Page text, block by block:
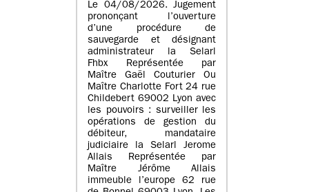
Le 04/08/2026. Jugement
prononçant l’ouverture
d’une procédure de
sauvegarde et désignant
administrateur la Selarl
Fhbx Représentée par
Maître Gaël Couturier Ou
Maître Charlotte Fort 24 rue
Childebert 69002 Lyon avec
les pouvoirs : surveiller les
opérations de gestion du
débiteur, mandataire
judiciaire la Selarl Jerome
Allais Représentée par
Maître Jérôme Allais
immeuble l’europe 62 rue